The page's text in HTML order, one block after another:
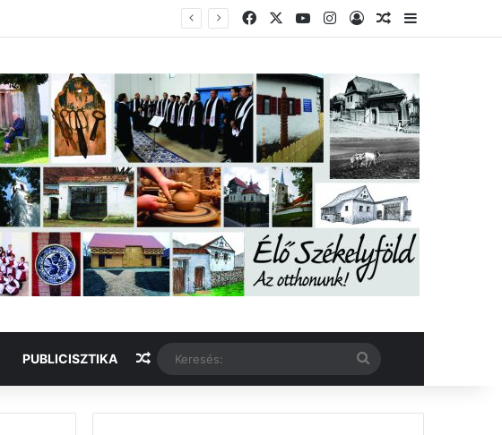
FacebookYouTubeInstagram
BelépésVéletlen cikk
Oldalsáv
PUBLICISZTIKA Véletlen cikk Keresés: